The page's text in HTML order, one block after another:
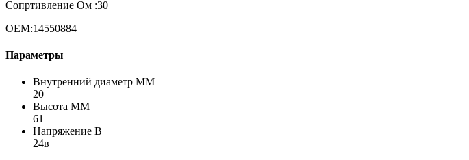
Сопртивление Ом :30
OEM:14550884
Параметры
Внутренний диаметр ММ
20
Высота ММ
61
Напряжение В
24в